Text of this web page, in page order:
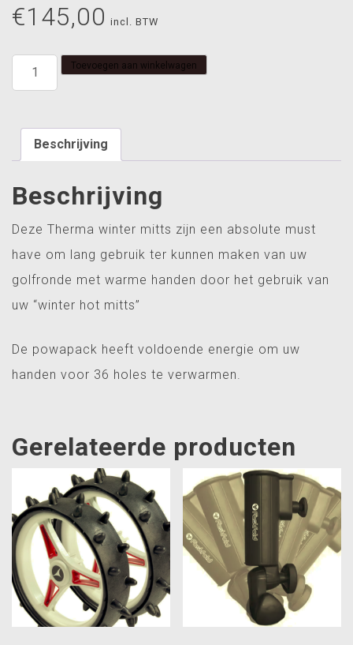
€145,00 incl. BTW
Powakaddy
Therma-
powapack
Toevoegen aan winkelwagen
Beschrijving
Beschrijving
Deze Therma winter mitts zijn een absolute must
have om lang gebruik ter kunnen maken van uw
golfronde met warme handen door het gebruik van
uw “winter hot mitts”
De powapack heeft voldoende energie om uw
handen voor 36 holes te verwarmen.
Gerelateerde producten